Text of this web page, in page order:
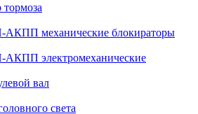
тормоза
механические блокираторы
электромеханические
вал
света